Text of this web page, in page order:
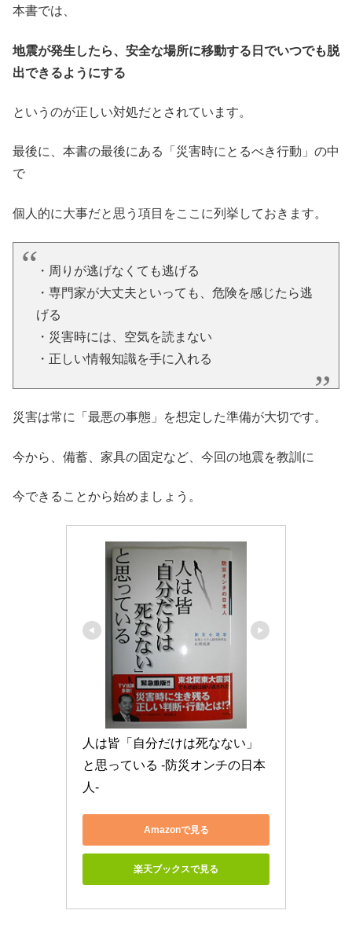
本書では、
地震が発生したら、安全な場所に移動する日でいつでも脱
出できるようにする
というのが正しい対処だとされています。
最後に、本書の最後にある「災害時にとるべき行動」の中
で
個人的に大事だと思う項目をここに列挙しておきます。
・周りが逃げなくても逃げる
・専門家が大丈夫といっても、危険を感じたら逃
げる
・災害時には、空気を読まない
・正しい情報知識を手に入れる
災害は常に「最悪の事態」を想定した準備が大切です。
今から、備蓄、家具の固定など、今回の地震を教訓に
今できることから始めましょう。
人は皆「自分だけは死なない」
と思っている -防災オンチの日本
人-
Amazonで見る
楽天ブックスで見る